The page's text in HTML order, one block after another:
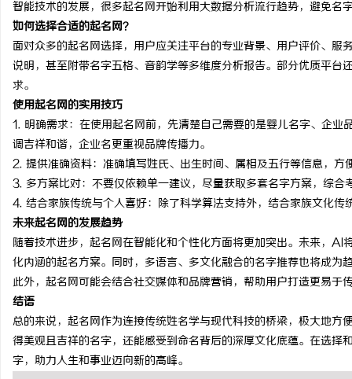
智能技术的发展，很多起名网开始利用大数据分析流行趋势，避免名
如何选择合适的起名网？
面对众多的起名网选择，用户应关注平台的专业背景、用户评价、
说明，甚至附带名字五格、音韵学等多维度分析报告。部分优质平
求。
使用起名网的实用技巧
1. 明确需求：在使用起名网前，先清楚自己需要的是婴儿名字、企
调吉祥和谐，企业名更重视品牌传播力。
2. 提供准确资料：准确填写姓氏、出生时间、属相及五行等信息，方
3. 多方案比对：不要仅依赖单一建议，尽量获取多套名字方案，综
4. 结合家族传统与个人喜好：除了科学算法支持外，结合家族文化
未来起名网的发展趋势
随着技术进步，起名网在智能化和个性化方面将更加突出。未来，
化内涵的起名方案。同时，多语言、多文化融合的名字推荐也将成为
此外，起名网可能会结合社交媒体和品牌营销，帮助用户打造更易于
结语
总的来说，起名网作为连接传统姓名学与现代科技的桥梁，极大地
得美观且吉祥的名字，还能感受到命名背后的深厚文化底蕴。在选
字，助力人生和事业迈向新的高峰。
开店最怕“搜不到”为什
ai却天天给他免费派单？